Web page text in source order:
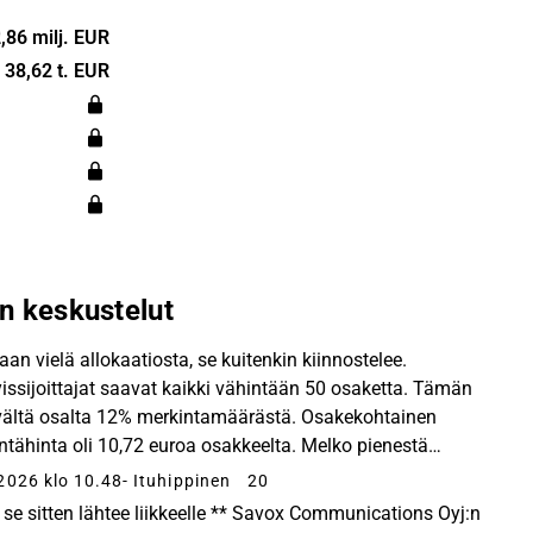
ratkaisut
ja
ja
euroa.
milj. EUR
38,62 t. EUR
keskustelut
vielä allokaatiosta, se kuitenkin kiinnostelee.
saavat kaikki vähintään 50 osaketta. Tämän
osalta 12% merkintamäärästä. Osakekohtainen
oli 10,72 euroa osakkeelta. Melko pienestä
lappuja siis kyse, mutta tokihan niit...
klo 10.48- Ituhippinen 20
sitten lähtee liikkeelle ** Savox Communications Oyj:n